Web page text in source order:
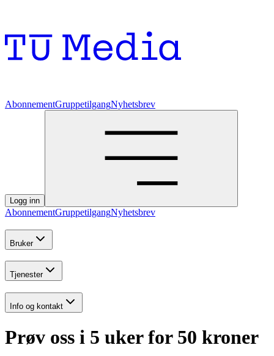
AbonnementGruppetilgangNyhetsbrev
Logg inn
AbonnementGruppetilgangNyhetsbrev
Bruker
Tjenester
Info og kontakt
Prøv oss i 5 uker for 50 kroner